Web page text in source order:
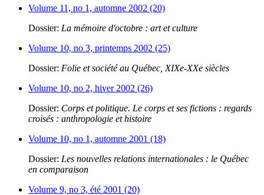
Volume 11, no 1, automne 2002 (20)
Dossier: La mémoire d'octobre : art et culture
Volume 10, no 3, printemps 2002 (25)
Dossier: Folie et société au Québec, XIXe-XXe siècles
Volume 10, no 2, hiver 2002 (26)
Dossier: Corps et politique. Le corps et ses fictions : regards
croisés : anthropologie et histoire
Volume 10, no 1, automne 2001 (18)
Dossier: Les nouvelles relations internationales : le Québec
en comparaison
Volume 9, no 3, été 2001 (20)